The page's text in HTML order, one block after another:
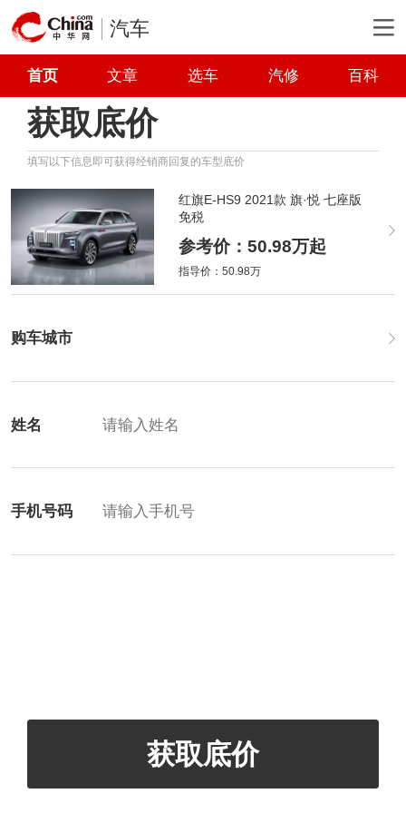
汽车
首页 文章 选车 汽修 百科
获取底价
填写以下信息即可获得经销商回复的车型底价
红旗E-HS9 2021款 旗·悦 七座版
免税
参考价：50.98万起
指导价：50.98万
购车城市
姓名
手机号码
获取底价